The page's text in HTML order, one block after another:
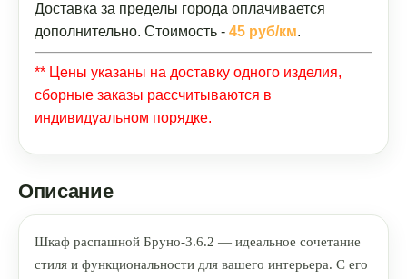
Доставка за пределы города оплачивается
дополнительно. Стоимость - 45 руб/км.
** Цены указаны на доставку одного изделия,
сборные заказы рассчитываются в
индивидуальном порядке.
Описание
Шкаф распашной Бруно-3.6.2 — идеальное сочетание
стиля и функциональности для вашего интерьера. С его